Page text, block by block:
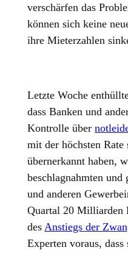
verschärfen das
können sich keine
ihre Mieterzahlen
Letzte Woche
dass Banken und
Kontrolle über
mit der höchsten Rate
übernerkannt haben,
beschlagnahmten und
und anderen
Quartal 20 Milliarden
desAnstiegs der
Experten voraus,